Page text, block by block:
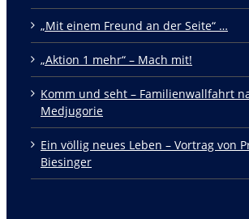
„Mit einem Freund an der Seite“ …
„Aktion 1 mehr“ – Mach mit!
Komm und seht – Familienwallfahrt
Medjugorie
Ein völlig neues Leben – Vortrag von
Biesinger